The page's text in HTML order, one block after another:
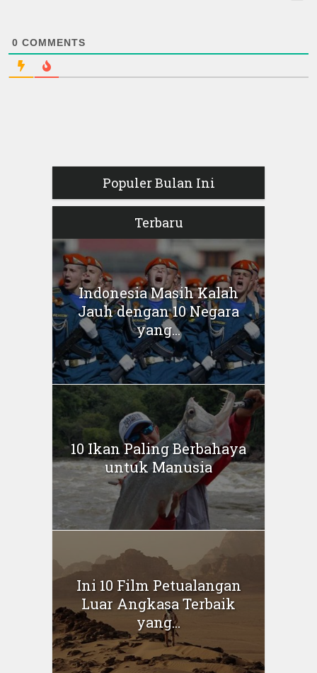
0 COMMENTS
Populer Bulan Ini
Terbaru
Indonesia Masih Kalah
Jauh dengan 10 Negara
yang...
10 Ikan Paling Berbahaya
untuk Manusia
Ini 10 Film Petualangan
Luar Angkasa Terbaik
yang...